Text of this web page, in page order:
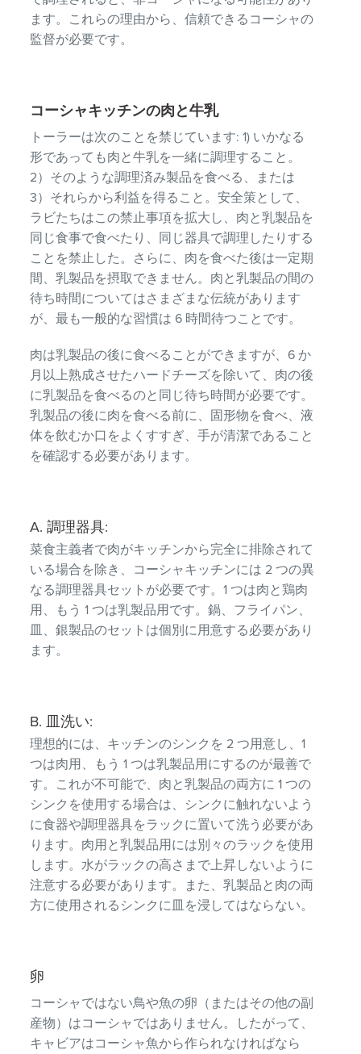
ます。これらの理由から、信頼できるコーシャの
監督が必要です。
コーシャキッチンの肉と牛乳
トーラーは次のことを禁じています: 1) いかなる
形であっても肉と牛乳を一緒に調理すること。
2）そのような調理済み製品を食べる、または
3）それらから利益を得ること。安全策として、
ラビたちはこの禁止事項を拡大し、肉と乳製品を
同じ食事で食べたり、同じ器具で調理したりする
ことを禁止した。さらに、肉を食べた後は一定期
間、乳製品を摂取できません。肉と乳製品の間の
待ち時間についてはさまざまな伝統があります
が、最も一般的な習慣は 6 時間待つことです。
肉は乳製品の後に食べることができますが、6 か
月以上熟成させたハードチーズを除いて、肉の後
に乳製品を食べるのと同じ待ち時間が必要です。
乳製品の後に肉を食べる前に、固形物を食べ、液
体を飲むか口をよくすすぎ、手が清潔であること
を確認する必要があります。
A. 調理器具:
菜食主義者で肉がキッチンから完全に排除されて
いる場合を除き、コーシャキッチンには 2 つの異
なる調理器具セットが必要です。1 つは肉と鶏肉
用、もう 1 つは乳製品用です。鍋、フライパン、
皿、銀製品のセットは個別に用意する必要があり
ます。
B. 皿洗い:
理想的には、キッチンのシンクを 2 つ用意し、1
つは肉用、もう 1 つは乳製品用にするのが最善で
す。これが不可能で、肉と乳製品の両方に 1 つの
シンクを使用する場合は、シンクに触れないよう
に食器や調理器具をラックに置いて洗う必要があ
ります。肉用と乳製品用には別々のラックを使用
します。水がラックの高さまで上昇しないように
注意する必要があります。また、乳製品と肉の両
方に使用されるシンクに皿を浸してはならない。
卵
コーシャではない鳥や魚の卵（またはその他の副
産物）はコーシャではありません。したがって、
キャビアはコーシャ魚から作られなければなら